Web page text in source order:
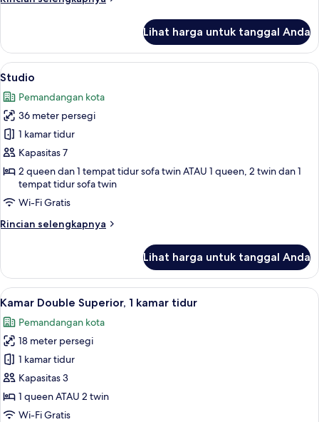
Kamar
Keluarga
Lihat harga untuk tanggal Anda
Lihat
semua
foto
untuk
Studio
Studio | Seprai premium, busa
5
Studio
Pemandangan kota
36 meter persegi
1 kamar tidur
Kapasitas 7
2 queen dan 1 tempat tidur sofa twin ATAU 1 queen, 2 twin dan 1
tempat tidur sofa twin
Wi-Fi Gratis
Rincian selengkapnya
Rincian
Studio
Lihat harga untuk tanggal Anda
Lihat
semua
foto
untuk
Kamar
Double
Superior,
1
Kamar Double Superior, 1 kamar
4
Kamar Double Superior, 1 kamar tidur
Pemandangan kota
18 meter persegi
1 kamar tidur
Kapasitas 3
1 queen ATAU 2 twin
Wi-Fi Gratis